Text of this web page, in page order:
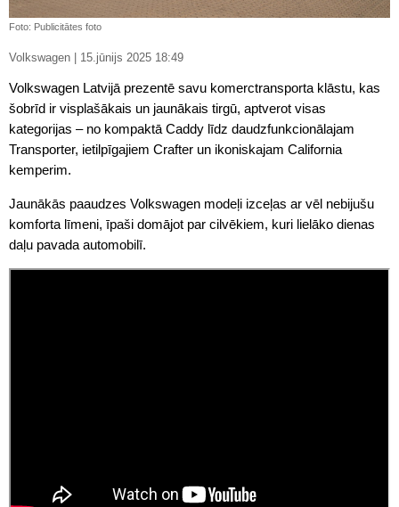
Foto: Publicitātes foto
Volkswagen | 15.jūnijs 2025 18:49
Volkswagen Latvijā prezentē savu komerctransporta klāstu, kas
šobrīd ir visplašākais un jaunākais tirgū, aptverot visas
kategorijas – no kompaktā Caddy līdz daudzfunkcionālajam
Transporter, ietilpīgajiem Crafter un ikoniskajam California
kemperim.
Jaunākās paaudzes Volkswagen modeļi izceļas ar vēl nebijušu
komforta līmeni, īpaši domājot par cilvēkiem, kuri lielāko dienas
daļu pavada automobilī.